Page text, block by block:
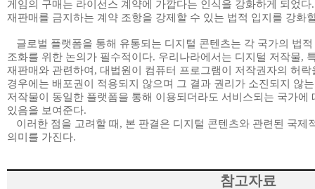
게임의 구매는 라이선스 계약에 가깝다는 인식을 강화하게 되었다
재판매를 금지하는 계약 조항을 강제할 수 있는 법적 입지를 강화
글로벌 플랫폼을 통해 유통되는 디지털 콘텐츠는 각 국가의 법
조화를 위한 논의가 필수적이다. 우리나라에서는 디지털 저작물,
재판매와 관련하여 , 대법원이 컴퓨터 프로그램이 저작권자의 허
경우에는 배포권이 적용되지 않으며 그 결과 권리가 소진되지 않
저작물이 동일한 플랫폼을 통해 이용되더라도 서비스되는 국가에
있음을 보여준다.
이러한 점을 고려할 때 , 본 판결은 디지털 콘텐츠와 관련된 국제
의미를 가진다.
참고자료